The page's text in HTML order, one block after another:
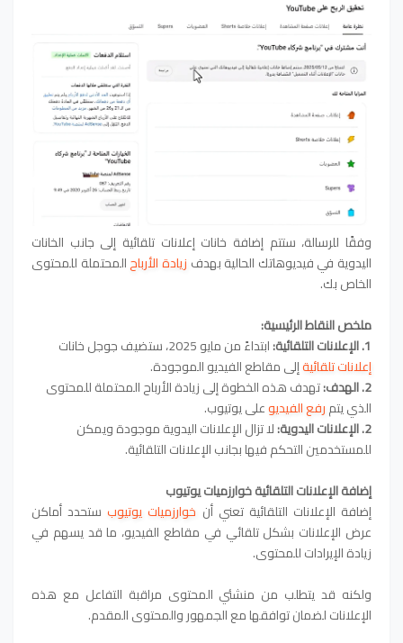
وفقًا للرسالة، ستتم إضافة خانات إعلانات تلقائية إلى جانب الخانات
اليدوية في فيديوهاتك الحالية بهدف زيادة الأرباحالمحتملة للمحتوى
الخاص بك.
ملخص النقاط الرئيسية:
1. الإعلانات التلقائية:
ابتداءً من مايو 2025، ستضيف جوجل خانات
إعلانات تلقائيةإلى مقاطع الفيديو الموجودة.
2. الهدف:
تهدف هذه الخطوة إلى زيادة الأرباح المحتملة للمحتوى
الذي يتمرفع الفيديوعلى يوتيوب.
2. الإعلانات اليدوية:
لا تزال الإعلانات اليدوية موجودة ويمكن
للمستخدمين التحكم فيها بجانب الإعلانات التلقائية.
إضافة الإعلانات التلقائية خوارزميات يوتيوب
إضافة الإعلانات التلقائية تعني أن خوارزميات يوتيوبستحدد أماكن
عرض الإعلانات بشكل تلقائي في مقاطع الفيديو، ما قد يسهم في
زيادة الإيرادات للمحتوى.
ولكنه قد يتطلب من منشئي المحتوى مراقبة التفاعل مع هذه
الإعلانات لضمان توافقها مع الجمهور والمحتوى المقدم.